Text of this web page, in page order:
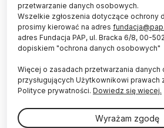
Wraz z wiekiem mięśnie
masę i stają się coraz słabsze, co
sposób utrudnia wykonywanie
czynności, z czasem nawet
masa mięśniowa u osób
sarkopenia – to poważny
jakości życia w starzejącej się
sarkopenią są bardziej narażeni
podatni na upadki i złamania,
przetwarzanie danych osobowych.
Wszelkie zgłoszenia dotyczące ochrony
prosimy kierować na adres
adres Fundacja PAP, ul. Bracka 6/8, 00-
dopiskiem "ochrona danych osobowych"
Więcej o zasadach przetwarzania danych
przysługujących Użytkownikowi prawach
Polityce prywatności. Dowiedz się więcej.
Wyrażam zgodę